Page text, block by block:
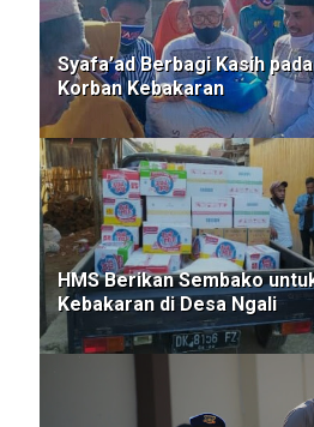
Syafa’ad Berbagi Kasih
Korban Kebakaran
HMS Berikan Sembako
Kebakaran di Desa Ngali